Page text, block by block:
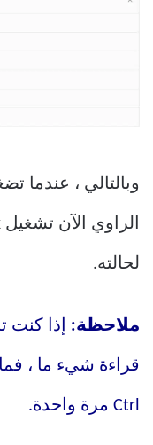
لحالته.
ملاحظة: إذا
قراءة شيء ما ،
Ctrl مرة واحدة.